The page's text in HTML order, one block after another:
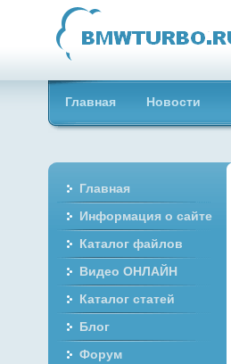
Главная Новости
Главная
Информация о сайте
Каталог файлов
Видео ОНЛАЙН
Каталог статей
Блог
Форум